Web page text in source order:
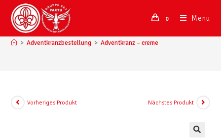
0 Menü
Adventkranz – creme
> Adventkranzbestellung > Adventkranz – creme
Vorheriges Produkt Nächstes Produkt